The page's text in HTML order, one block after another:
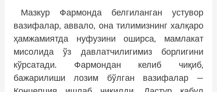
Мазкур Фармонда белгиланган устувор
вазифалар, аввало, она тилимизнинг халқаро
ҳамжамиятда нуфузини оширса, мамлакат
мисолида ўз давлатчилигимиз борлигини
кўрсатади. Фармондан келиб чиқиб,
бажарилиши лозим бўлган вазифалар —